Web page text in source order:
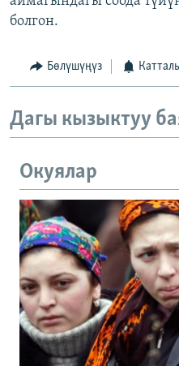
ЫҢГАЙСЫЗ СУРООЛОР
ЭЕ/АРнун бардык
болгон.
Бөлүшүңүз
Дагы кызыктуу
Окуялар